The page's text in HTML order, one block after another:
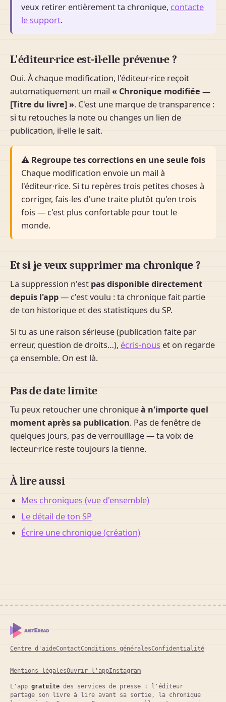
veux retirer entièrement ta chronique, contacte
le support.
L'éditeur·rice est-il·elle prévenu·e ?
Oui. À chaque modification, l'éditeur·rice reçoit
automatiquement un mail « Chronique modifiée —
[Titre du livre] ». C'est une marque de transparence :
si tu retouches la note ou changes un lien de
publication, il·elle le sait.
⚠ Regroupe tes corrections en une seule fois
Chaque modification envoie un mail à
l'éditeur·rice. Si tu repères trois petites choses à
corriger, fais-les d'une traite plutôt qu'en trois
fois — c'est plus confortable pour tout le
monde.
Et si je veux supprimer ma chronique ?
La suppression n'est pas disponible directement
depuis l'app— c'est voulu : ta chronique fait partie
de ton historique et des statistiques du SP.
Si tu as une raison sérieuse (publication faite par
erreur, question de droits…), écris-nous et on regarde
ça ensemble. On est là.
Pas de date limite
Tu peux retoucher une chroniqueà n'importe quel
moment après sa publication. Pas de fenêtre de
quelques jours, pas de verrouillage — ta voix de
lecteur·rice reste toujours la tienne.
À lire aussi
Mes chroniques (vue d'ensemble)
Le détail de ton SP
Écrire une chronique (création)
Centre d'aideContactConditions généralesConfidentialité
Mentions légalesOuvrir l'appInstagram
L'app gratuite des services de presse : l'éditeur
partage son livre à lire avant sa sortie, la chronique